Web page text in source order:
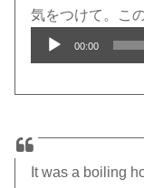
気をつけて。こ
Audio
Player
00:00
It was a boiling